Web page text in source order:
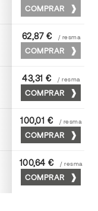
COMPRAR
65 x 90
62,87 € / resma
COMPRAR
52 x 70
43,31 € / resma
COMPRAR
63 x 88
100,01 € / resma
COMPRAR
70 x 100
100,64 € / resma
COMPRAR